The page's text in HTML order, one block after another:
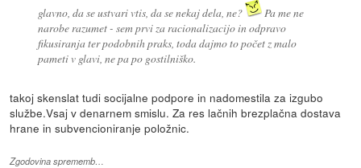
glavno, da se ustvari vtis, da se nekaj dela, ne?
Pa me ne
narobe razumet - sem prvi za racionalizacijo in odpravo
fikusiranja ter podobnih praks, toda dajmo to počet z malo
pameti v glavi, ne pa po gostilniško.
takoj skenslat tudi socijalne podpore in nadomestila za izgubo
službe.Vsaj v denarnem smislu. Za res lačnih brezplačna dostava
hrane in subvencioniranje položnic.
Zgodovina sprememb…